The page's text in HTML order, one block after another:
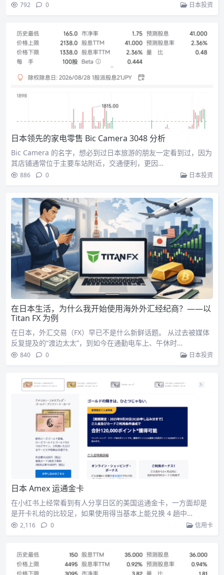
792 0 日本投资
日本领先的家电零售 Bic Camera 3048 分析
Bic Camera 的名字，想必到过日本旅游的朋友一定看到过，因为
其店铺通常位于主要车站附近，交通便利，更因…
886 0 日本投资
在日本生活，为什么我开始使用海外外汇经纪商？——以
Titan FX 为例
在日本，外汇交易（FX）早已不是什么新鲜话题。 从过去被媒体
反复提及的“渡边太太”，到如今在通勤电车上、午休时…
840 0 日本投资
日本 Amex 运通金卡
在小红书上经常看到有人分享日区的美国运通金卡，一方面却是
是开卡礼给的比较足，如果使用得当基本上能兑换 4 趟中…
2,116 0 信用卡